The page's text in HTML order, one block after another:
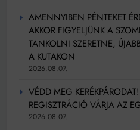
AMENNYIBEN PÉNTEKET
AKKOR FIGYELJÜNK A
TANKOLNI SZERETNE,
A KUTAKON
2026.08.07.
VÉDD MEG
REGISZTRÁCIÓ VÁRJA AZ
2026.08.07.